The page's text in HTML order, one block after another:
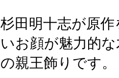
杉田明十志が原
いお顔が魅力的
の親王飾りです。